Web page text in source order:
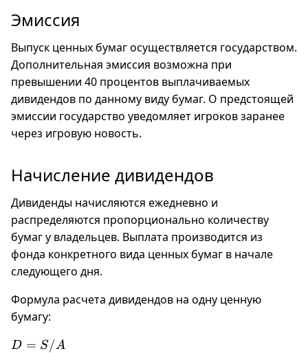
Эмиссия
Выпуск ценных бумаг осуществляется государством.
Дополнительная эмиссия возможна при
превышении 40 процентов выплачиваемых
дивидендов по данному виду бумаг. О предстоящей
эмиссии государство уведомляет игроков заранее
через игровую новость.
Начисление дивидендов
Дивиденды начисляются ежедневно и
распределяются пропорционально количеству
бумаг у владельцев. Выплата производится из
фонда конкретного вида ценных бумаг в начале
следующего дня.
Формула расчета дивидендов на одну ценную
бумагу:
D =
D = S/A